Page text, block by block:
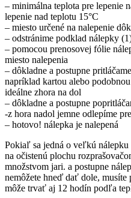
– minimálna teplota pre lepenie
lepenie nad teplotu 15°C
– miesto určené na nalepenie
– odstránime podklad nálepky
– pomocou prenosovej fólie
miesto nalepenia
– dôkladne a postupne
napríklad kartou alebo
ideálne zhora na dol
– dôkladne a postupne
-z hora nadol jemne odlepíme
– hotovo! nálepka je nalepená
Pokiaľ sa jedná o veľkú
na očistenú plochu
množstvom jari. a postupne
nemôžete hneď dať dole,
môže trvať aj 12 hodín podľa